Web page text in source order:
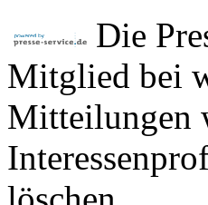
Die
Mitglied bei
Mitteilungen